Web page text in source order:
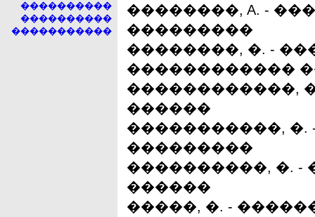
����������
����������
�����������
��������, A. -
���������
��������, �. -
������������
������������,
������
�����������, �.
���������
����������, �.
������
�����, �. -